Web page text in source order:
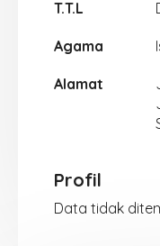
T.T.L
Agama
Alamat
Profil
Data tidak